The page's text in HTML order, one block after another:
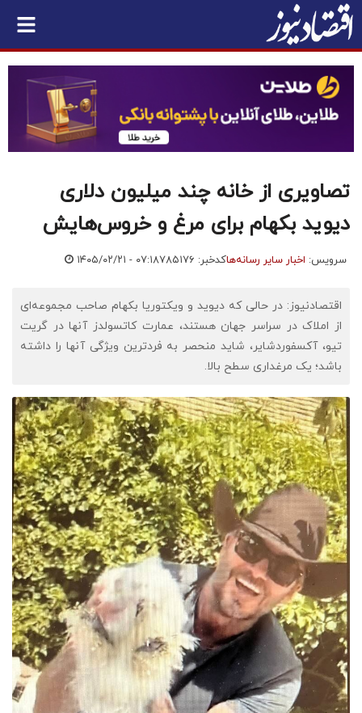
تصاویری از خانه چند میلیون دلاری
دیوید بکهام برای مرغ و خروس‌هایش
سرویس: اخبار سایر رسانه‌هاکدخبر: ۷۸۵۱۷۶ ۱۴۰۵/۰۲/۲۱ - ۰۷:۱۸
اقتصادنیوز: در حالی که دیوید و ویکتوریا بکهام صاحب مجموعه‌ای
از املاک در سراسر جهان هستند، عمارت کاتسولدز آنها در گریت
تیو، آکسفوردشایر، شاید منحصر به فردترین ویژگی آنها را داشته
باشد؛ یک مرغداری سطح بالا.